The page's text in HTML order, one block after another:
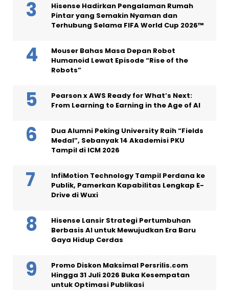
Hisense Hadirkan Pengalaman Rumah
Pintar yang Semakin Nyaman dan
Terhubung Selama FIFA World Cup 2026™
Mouser Bahas Masa Depan Robot
Humanoid Lewat Episode “Rise of the
Robots”
Pearson x AWS Ready for What’s Next:
From Learning to Earning in the Age of AI
Dua Alumni Peking University Raih “Fields
Medal”, Sebanyak 14 Akademisi PKU
Tampil di ICM 2026
InfiMotion Technology Tampil Perdana ke
Publik, Pamerkan Kapabilitas Lengkap E-
Drive di Wuxi
Hisense Lansir Strategi Pertumbuhan
Berbasis AI untuk Mewujudkan Era Baru
Gaya Hidup Cerdas
Promo Diskon Maksimal Persrilis.com
Hingga 31 Juli 2026 Buka Kesempatan
untuk Optimasi Publikasi